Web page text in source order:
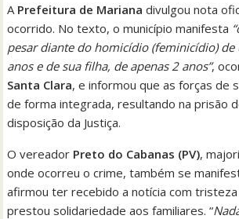
A Prefeitura de Mariana divulgou nota
ocorrido. No texto, o município manifesta
pesar diante do homicídio (feminicídio)
anos e de sua filha, de apenas 2 anos”,
Santa Clara, e informou que as forças de
de forma integrada, resultando na prisão
disposição da Justiça.
O vereador Preto do Cabanas (PV),
onde ocorreu o crime, também se
afirmou ter recebido a notícia com tristeza
prestou solidariedade aos familiares. “